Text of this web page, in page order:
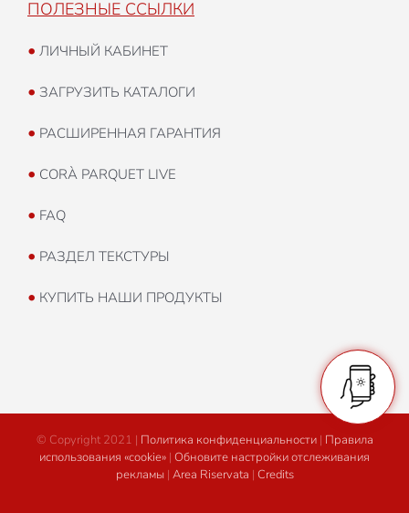
ПОЛЕЗНЫЕ ССЫЛКИ
• ЛИЧНЫЙ КАБИНЕТ
• ЗАГРУЗИТЬ КАТАЛОГИ
• РАСШИРЕННАЯ ГАРАНТИЯ
• CORÀ PARQUET LIVE
• FAQ
• РАЗДЕЛ ТЕКСТУРЫ
• КУПИТЬ НАШИ ПРОДУКТЫ
© Copyright 2021 | Политика конфиденциальности| Правила
использования «cookie» | Обновите настройки отслеживания
рекламы| Area Riservata | Credits